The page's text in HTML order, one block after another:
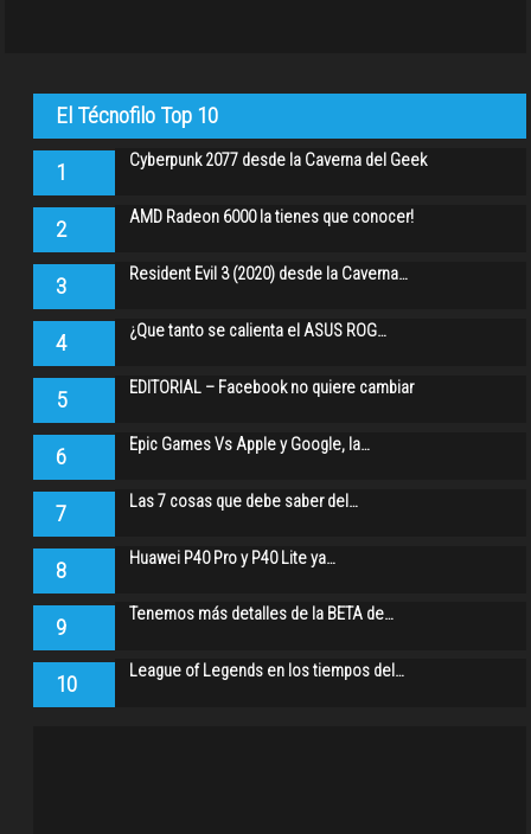
El Técnofilo Top 10
1 Cyberpunk 2077 desde la Caverna del Geek
2 AMD Radeon 6000 la tienes que conocer!
3 Resident Evil 3 (2020) desde la Caverna…
4 ¿Que tanto se calienta el ASUS ROG…
5 EDITORIAL – Facebook no quiere cambiar
6 Epic Games Vs Apple y Google, la…
7 Las 7 cosas que debe saber del…
8 Huawei P40 Pro y P40 Lite ya…
9 Tenemos más detalles de la BETA de…
10 League of Legends en los tiempos del…